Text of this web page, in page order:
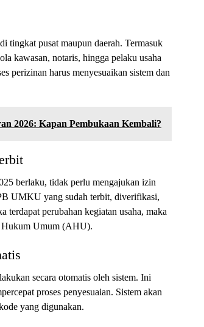
tingkat pusat maupun daerah. Termasuk
kawasan, notaris, hingga pelaku usaha
perizinan harus menyesuaikan sistem dan
2026: Kapan Pembukaan Kembali?
berlaku, tidak perlu mengajukan izin
UMKU yang sudah terbit, diverifikasi,
terdapat perubahan kegiatan usaha, maka
Hukum Umum (AHU).
secara otomatis oleh sistem. Ini
proses penyesuaian. Sistem akan
yang digunakan.